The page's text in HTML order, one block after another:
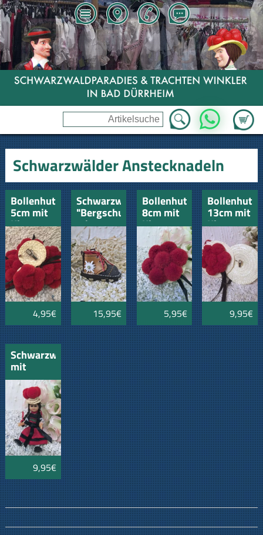
Zum
WhatsApp
Schwarzwälder Anstecknadeln
Bollenhut
5cm mit
Klammer
und
Nadel
4,95€
Schwarzwälder
"Bergschuh"
mit
Klammer
und
Nadel
15,95€
Bollenhut
8cm mit
Klammer
mittig
5,95€
Bollenhut
13cm mit
Klammer
und
Nadel
mittig
9,95€
Schwarzwaldmädel
mit
Ansteckklammer
und
Nadel
9,95€